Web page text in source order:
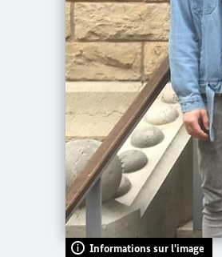
Informations sur l'image